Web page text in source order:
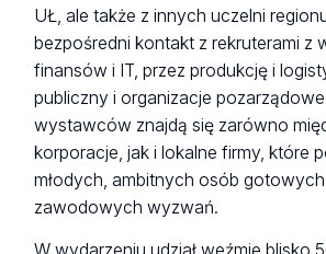
UŁ, ale także z innych uczelni
bezpośredni kontakt z rekruterami z
finansów i IT, przez produkcję i
publiczny i organizacje
wystawców znajdą się zarówno
korporacje, jak i lokalne firmy, które
młodych, ambitnych osób
zawodowych wyzwań.